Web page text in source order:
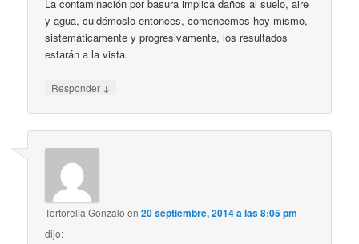
La contaminación por basura implica daños al suelo, aire
y agua, cuidémoslo entonces, comencemos hoy mismo,
sistemáticamente y progresivamente, los resultados
estarán a la vista.
Responder ↓
Tortorella Gonzalo en20 septiembre, 2014 a las 8:05 pm
dijo: